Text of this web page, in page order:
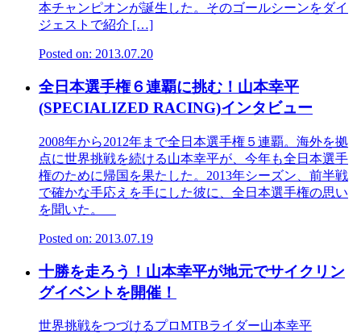
本チャンピオンが誕生した。そのゴールシーンをダイ
ジェストで紹介 […]
Posted on: 2013.07.20
全日本選手権６連覇に挑む！山本幸平
(SPECIALIZED RACING)インタビュー
2008年から2012年まで全日本選手権５連覇。海外を拠
点に世界挑戦を続ける山本幸平が、今年も全日本選手
権のために帰国を果たした。2013年シーズン、前半戦
で確かな手応えを手にした彼に、全日本選手権の思い
を聞いた。
Posted on: 2013.07.19
十勝を走ろう！山本幸平が地元でサイクリン
グイベントを開催！
世界挑戦をつづけるプロMTBライダー山本幸平